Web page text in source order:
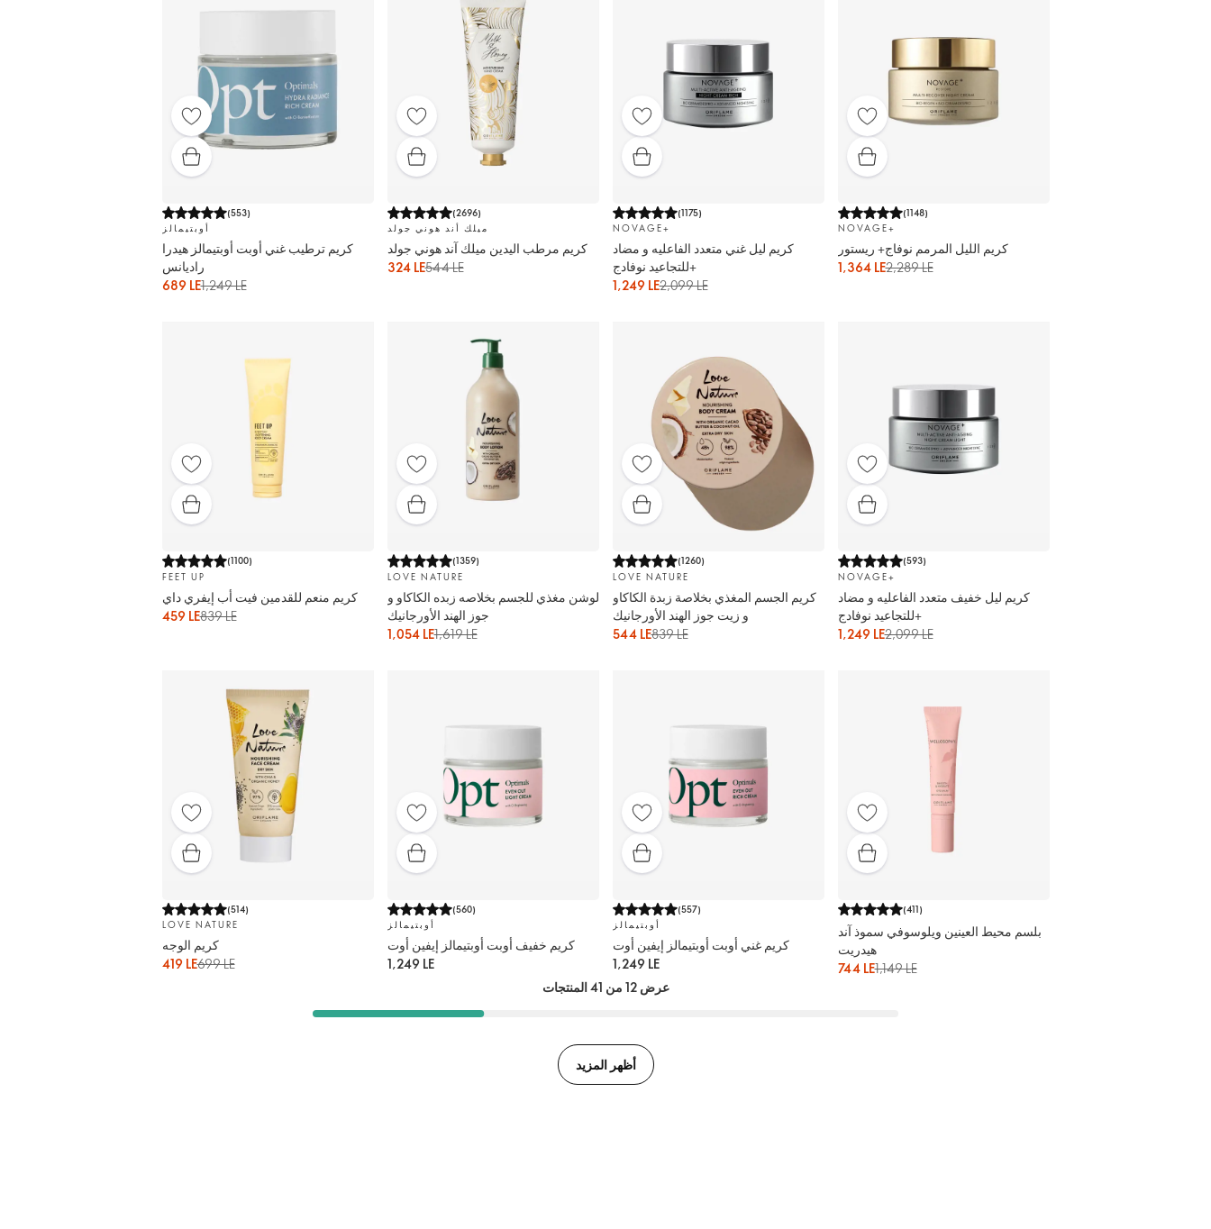
(553)
أوبتيمالز
كريم ترطيب غني أوبت أوبتيمالز هيدرا
راديانس
689 LE1,249 LE
(2696)
ميلك أند هوني جولد
كريم مرطب اليدين ميلك آند هوني جولد
324 LE544 LE
(1175)
NOVAGE+
كريم ليل غني متعدد الفاعليه و مضاد
للتجاعيد نوفادج+
1,249 LE2,099 LE
(1148)
NOVAGE+
كريم الليل المرمم نوفاج+ ريستور
1,364 LE2,289 LE
(1100)
FEET UP
كريم منعم للقدمين فيت أب إيفري داي
459 LE839 LE
(1359)
LOVE NATURE
لوشن مغذي للجسم بخلاصه زبده الكاكاو و
جوز الهند الأورجانيك
1,054 LE1,619 LE
(1260)
LOVE NATURE
كريم الجسم المغذي بخلاصة زبدة الكاكاو
و زيت جوز الهند الأورجانيك
544 LE839 LE
(593)
NOVAGE+
كريم ليل خفيف متعدد الفاعليه و مضاد
للتجاعيد نوفادج+
1,249 LE2,099 LE
(514)
LOVE NATURE
كريم الوجه
419 LE699 LE
(560)
أوبتيمالز
كريم خفيف أوبت أوبتيمالز إيفين أوت
1,249 LE
(557)
أوبتيمالز
كريم غني أوبت أوبتيمالز إيفين أوت
1,249 LE
(411)
بلسم محيط العينين ويلوسوفي سموذ آند
هيدريت
744 LE1,149 LE
عرض 12 من 41 المنتجات
أظهر المزيد